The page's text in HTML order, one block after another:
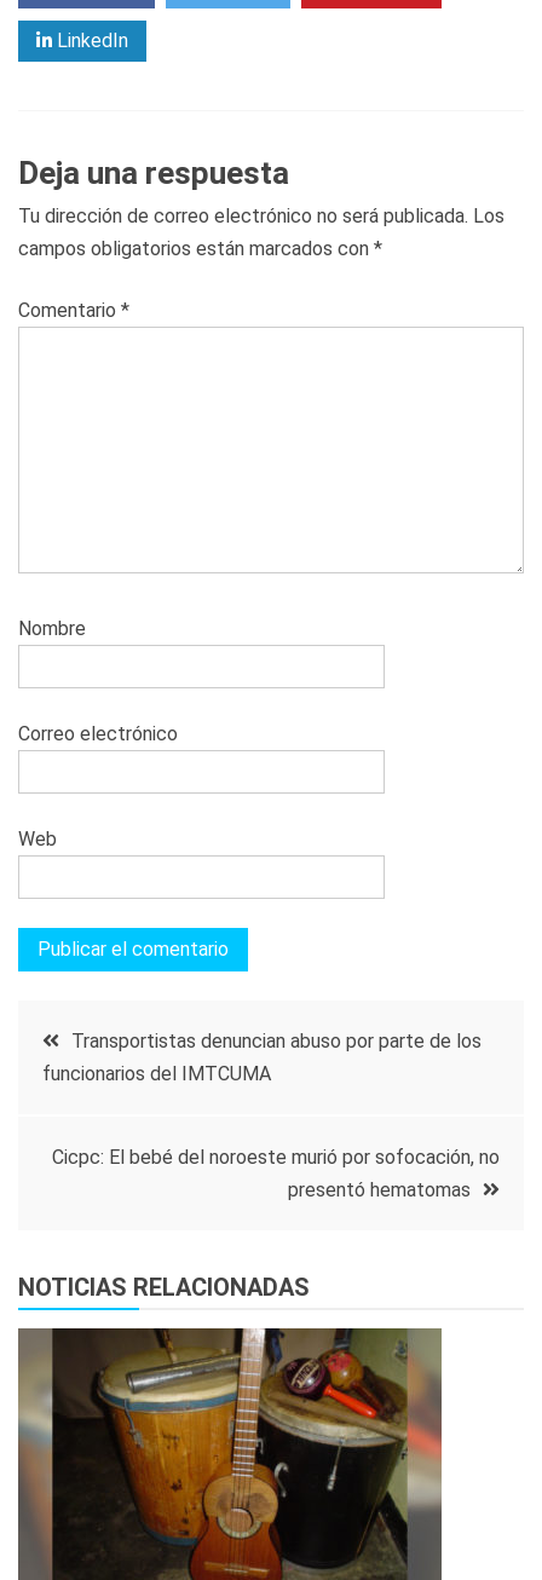
LinkedIn
Deja una respuesta
Tu dirección de correo electrónico no será publicada. Los
campos obligatorios están marcados con *
Comentario *
Nombre
Correo electrónico
Web
Navegación
entradas
Transportistas denuncian abuso por parte de los
funcionarios del IMTCUMA
Cicpc: El bebé del noroeste murió por sofocación, no
presentó hematomas
NOTICIAS RELACIONADAS